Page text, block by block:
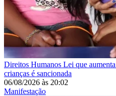
Direitos Humanos Lei que
crianças é sancionada
06/08/2026 às 20:02
Manifestação